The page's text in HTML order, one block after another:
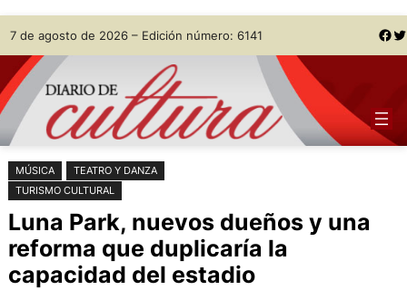
Saltar
al
contenido
Skip
to
content
7 de agosto de 2026 – Edición número: 6141 Facebook Twitter
MÚSICA
TEATRO Y DANZA
TURISMO CULTURAL
Luna Park, nuevos dueños y una
reforma que duplicaría la
capacidad del estadio